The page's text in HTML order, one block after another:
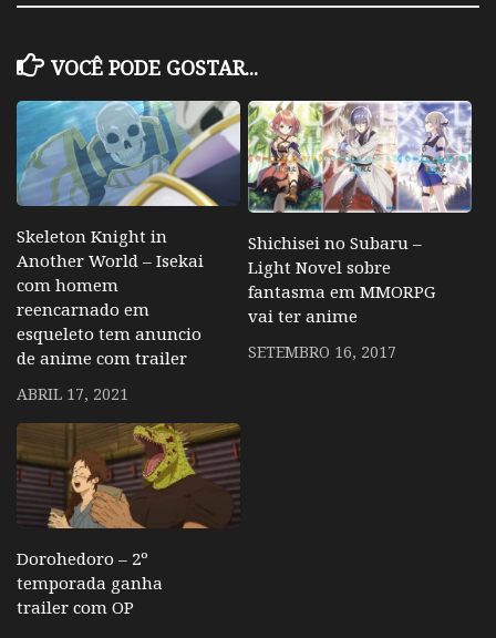
VOCÊ PODE GOSTAR...
Skeleton Knight in
Another World – Isekai
com homem
reencarnado em
esqueleto tem anuncio
de anime com trailer
ABRIL 17, 2021
Shichisei no Subaru –
Light Novel sobre
fantasma em MMORPG
vai ter anime
SETEMBRO 16, 2017
Dorohedoro – 2º
temporada ganha
trailer com OP